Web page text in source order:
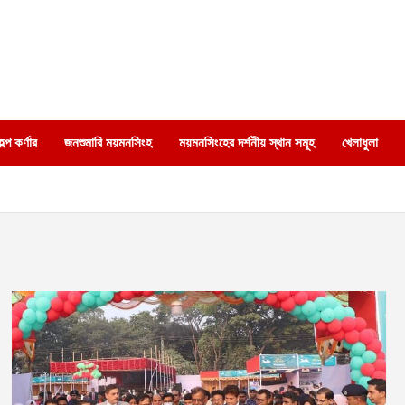
কর্ণার জনশুমারি ময়মনসিংহ ময়মনসিংহের দর্শনীয় স্থান সমূহ খেলাধুলা